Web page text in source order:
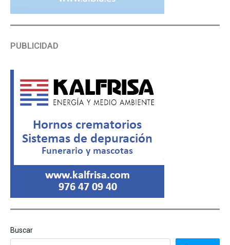
PUBLICIDAD
Buscar